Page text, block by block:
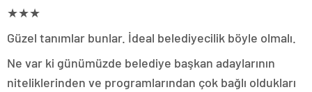
★★★
Güzel tanımlar bunlar. İdeal belediyecilik böyle olmalı.
Ne var ki günümüzde belediye başkan adaylarının
niteliklerinden ve programlarından çok bağlı oldukları